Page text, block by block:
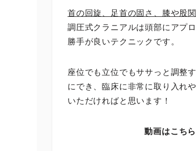
首の回旋、足首の固さ、膝や股
調圧式クラニアルは頭部にアプ
勝手が良いテクニックです。
座位でも立位でもササっと調整
にでき、臨床に非常に取り入れ
いただければと思います！
動画はこち